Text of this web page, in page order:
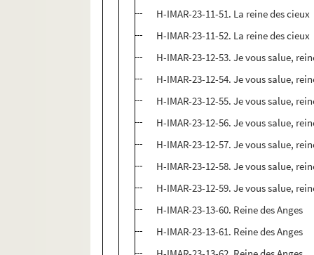
H-IMAR-23-11-51. La reine des cieux
H-IMAR-23-11-52. La reine des cieux
H-IMAR-23-12-53. Je vous salue,
H-IMAR-23-12-54. Je vous salue,
H-IMAR-23-12-55. Je vous salue,
H-IMAR-23-12-56. Je vous salue,
H-IMAR-23-12-57. Je vous salue,
H-IMAR-23-12-58. Je vous salue,
H-IMAR-23-12-59. Je vous salue,
H-IMAR-23-13-60. Reine des Anges
H-IMAR-23-13-61. Reine des Anges